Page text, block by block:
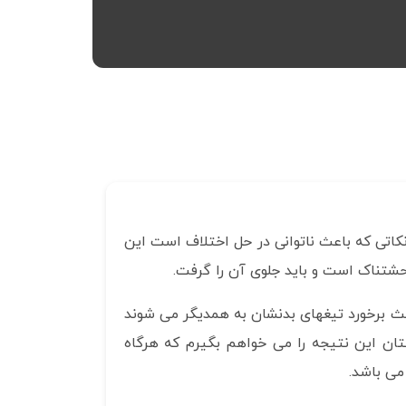
که باعث ناتوانی در حل اختلاف است این
است و باید جلوی آن را گرفت.
برخورد تیغهای بدنشان به همدیگر می شوند
این نتیجه را می خواهم بگیرم که هرگاه
باشد.